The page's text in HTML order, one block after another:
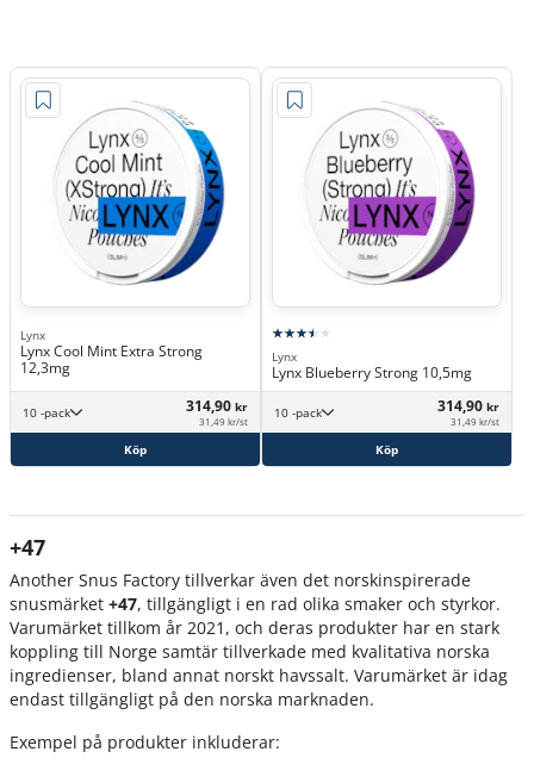
Lynx
Lynx Cool Mint Extra Strong
12,3mg
10 -pack 314,90 kr
31,49 kr/st
Köp
Lynx
Lynx Blueberry Strong 10,5mg
10 -pack 314,90 kr
31,49 kr/st
Köp
+47
Another Snus Factory tillverkar även det norskinspirerade
snusmärket +47, tillgängligt i en rad olika smaker och styrkor.
Varumärket tillkom år 2021, och deras produkter har en stark
koppling till Norge samtär tillverkade med kvalitativa norska
ingredienser, bland annat norskt havssalt. Varumärket är idag
endast tillgängligt på den norska marknaden.
Exempel på produkter inkluderar: